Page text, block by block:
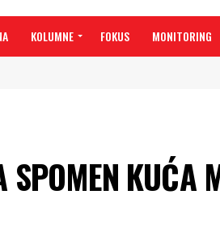
KOLUMNE FOKUS MONITORING
SPOMEN